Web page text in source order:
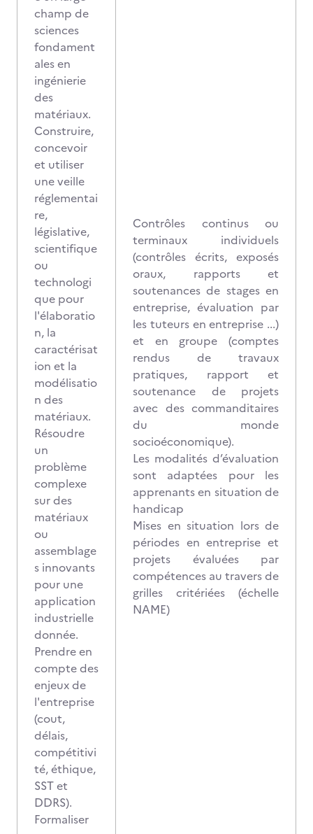
champ de
sciences
fondament
ales en
ingénierie
des
matériaux.
Construire,
concevoir
et utiliser
une veille
réglementai
re,
législative,
scientifique
ou
technologi
que pour
l'élaboratio
n, la
caractérisat
ion et la
modélisatio
n des
matériaux.
Résoudre
un
problème
complexe
sur des
matériaux
ou
assemblage
s innovants
pour une
application
industrielle
donnée.
Prendre en
compte des
enjeux de
l'entreprise
(cout,
délais,
compétitivi
té, éthique,
SST et
DDRS).
Formaliser
Contrôles continus ou
terminaux individuels
(contrôles écrits, exposés
oraux, rapports et
soutenances de stages en
entreprise, évaluation par
les tuteurs en entreprise ...)
et en groupe (comptes
rendus de travaux
pratiques, rapport et
soutenance de projets
avec des commanditaires
du monde
socioéconomique).
Les modalités d’évaluation
sont adaptées pour les
apprenants en situation de
handicap
Mises en situation lors de
périodes en entreprise et
projets évaluées par
compétences au travers de
grilles critériées (échelle
NAME)